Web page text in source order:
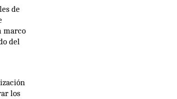
de
marco
del
los